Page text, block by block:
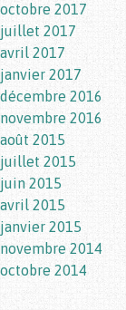
octobre 2017
juillet 2017
avril 2017
janvier 2017
décembre 2016
novembre 2016
août 2015
juillet 2015
juin 2015
avril 2015
janvier 2015
novembre 2014
octobre 2014